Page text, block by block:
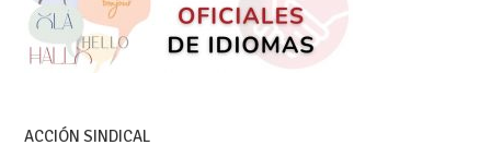
ACCIÓN SINDICAL